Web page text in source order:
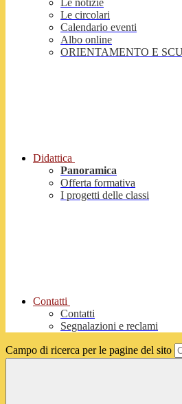
Le notizie
Le circolari
Calendario eventi
Albo online
ORIENTAMENTO E
Didattica
Panoramica
Offerta formativa
I progetti delle classi
Contatti
Contatti
Segnalazioni e reclami
Campo di ricerca per le pagine del sito